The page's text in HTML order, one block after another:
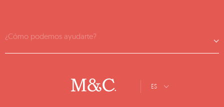
¿Cómo podemos ayudarte?
ES